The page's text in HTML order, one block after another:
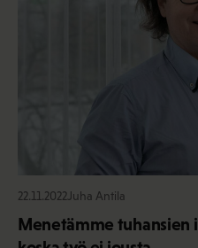
22.11.2022 Juha Antila
Menetämme tuhansien